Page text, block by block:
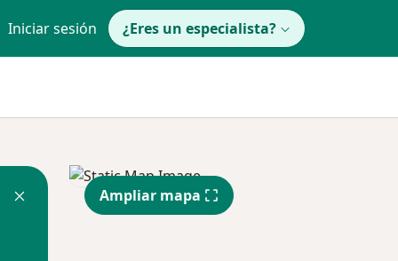
Iniciar sesión ¿Eres un especialista?
Ampliar mapa